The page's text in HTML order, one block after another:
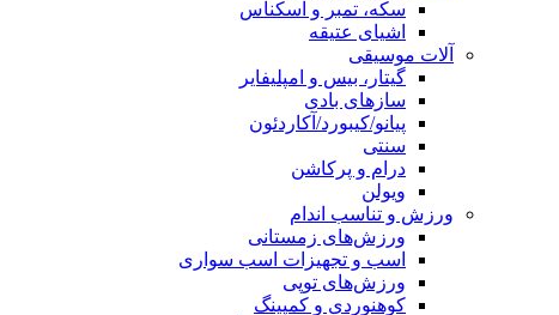
سکه، تمبر و اسکناس
اشیای عتیقه
آلات موسیقی
گیتار، بیس و امپلیفایر
سازهای بادی
پیانو/کیبورد/آکاردئون
سنتی
درام و پرکاشن
ویولن
ورزش و تناسب اندام
ورزش‌های زمستانی
اسب و تجهیزات اسب سواری
ورزش‌های توپی
کوهنوردی و کمپینگ